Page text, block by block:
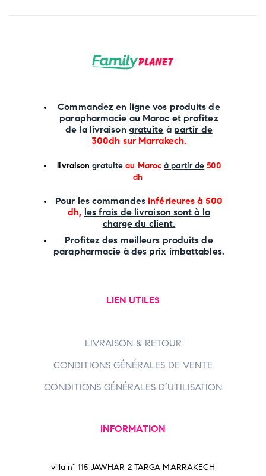
Commandez en ligne vos produits de
parapharmacie au Maroc et profitez
de la livraison gratuite à partir de
300dh sur Marrakech.
livraison gratuite au Maroc à partir de 500
dh
Pour les commandesinférieures à 500
dh, les frais de livraison sont à la
charge du client.
Profitez des meilleurs produits de
parapharmacie à des prix imbattables.
LIEN UTILES
LIVRAISON & RETOUR
CONDITIONS GÉNÉRALES DE VENTE
CONDITIONS GÉNÉRALES D’UTILISATION
INFORMATION
villa n° 115 JAWHAR 2 TARGA MARRAKECH